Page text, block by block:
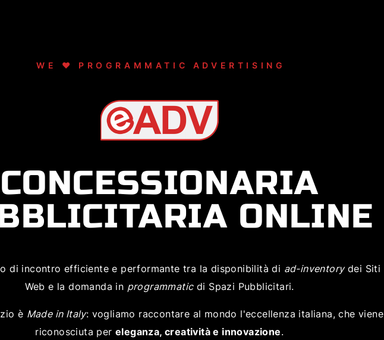
WE ❤ PROGRAMMATIC ADVERTISING
CONCESSIONARIA
ONLINE
di incontro efficiente e performante tra la disponibilità di ad-inventorydei Siti
Web e la domanda in programmaticdi Spazi Pubblicitari.
è Made in Italy: vogliamo raccontare al mondo l'eccellenza italiana, che viene
riconosciuta pereleganza, creatività e innovazione.